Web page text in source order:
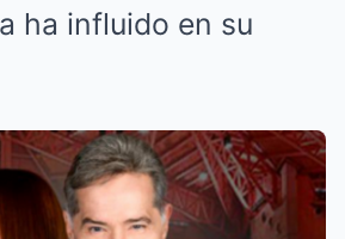
ha influido en su